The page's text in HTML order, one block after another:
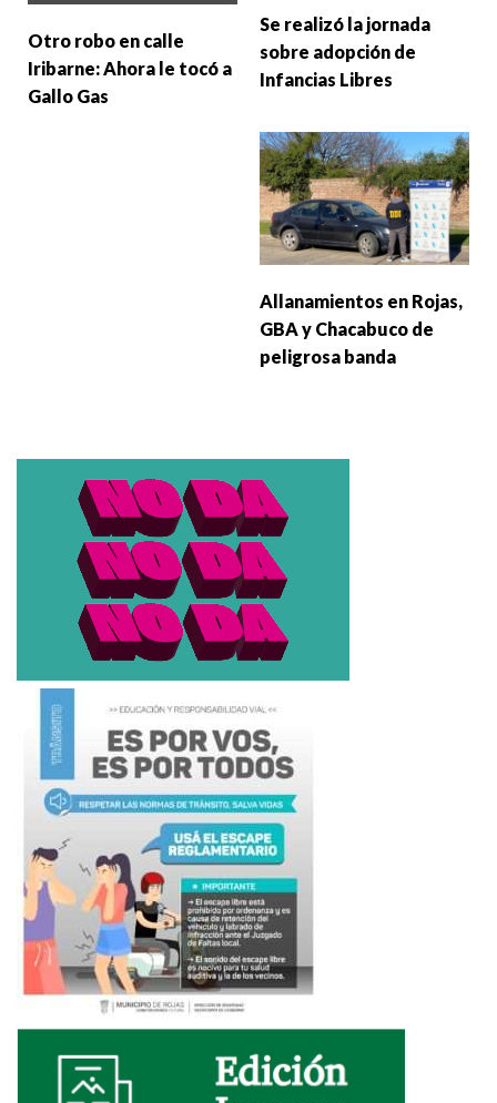
Otro robo en calle
Iribarne: Ahora le tocó a
Gallo Gas
Se realizó la jornada
sobre adopción de
Infancias Libres
Allanamientos en Rojas,
GBA y Chacabuco de
peligrosa banda